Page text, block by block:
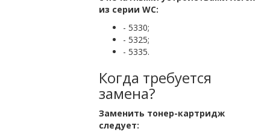
из серии WC:
- 5330;
- 5325;
- 5335.
Когда требуется
замена?
Заменить тонер-картридж
следует: